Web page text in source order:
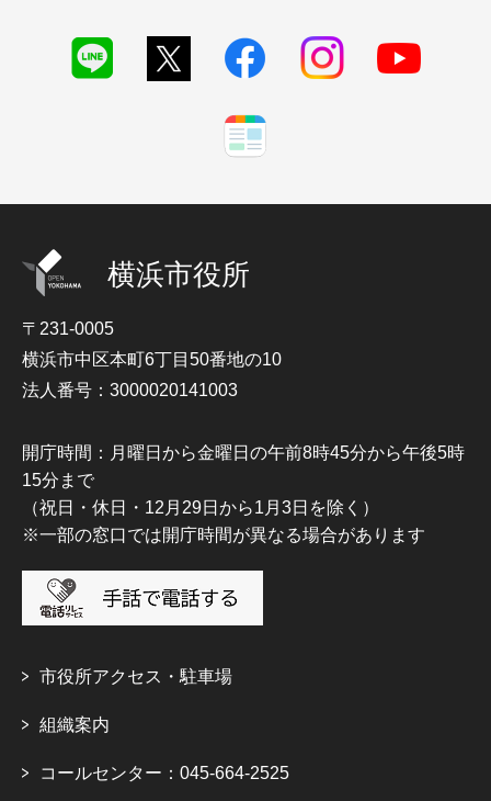
横浜市役所
〒231-0005
横浜市中区本町6丁目50番地の10
法人番号：3000020141003
開庁時間：月曜日から金曜日の午前8時45分から午後5時
15分まで
（祝日・休日・12月29日から1月3日を除く）
※一部の窓口では開庁時間が異なる場合があります
市役所アクセス・駐車場
組織案内
コールセンター：045-664-2525